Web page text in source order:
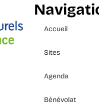
Accueil
Sites
Agenda
Bénévolat